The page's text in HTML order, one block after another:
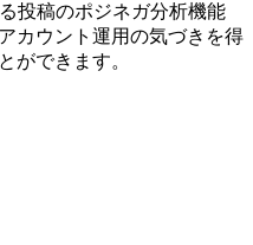
投稿のポジネガ分析機能
カウント運用の気づきを得
ができます。